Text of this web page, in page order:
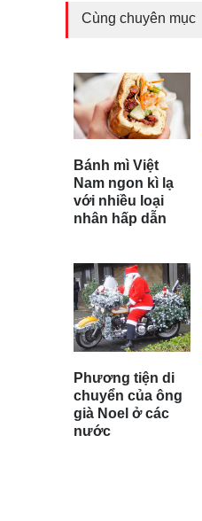
Cùng chuyên mục
Bánh mì Việt
Nam ngon kì lạ
với nhiều loại
nhân hấp dẫn
Phương tiện di
chuyển của ông
già Noel ở các
nước